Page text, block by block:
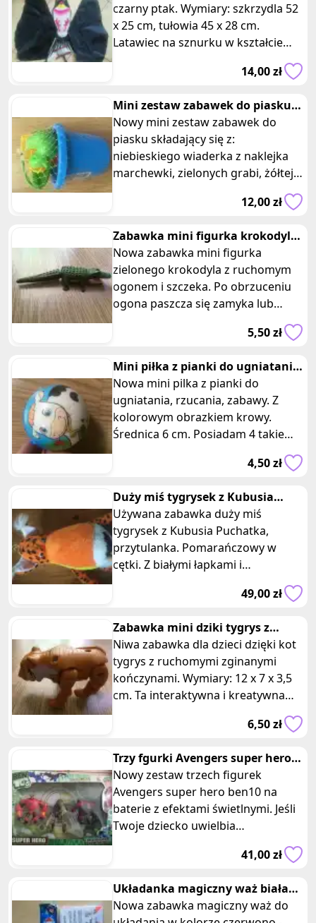
czarny ptak. Wymiary: szkrzydla 52
x 25 cm, tułowia 45 x 28 cm.
Latawiec na sznurku w kształcie
ptaka zapewni Ci niezapomniane
14,00 zł
Mini zestaw zabawek do piasku
niebieski
Nowy mini zestaw zabawek do
piasku składający się z:
niebieskiego wiaderka z naklejka
marchewki, zielonych grabi, żółtej
łopatki i trzech foremek w różnych
12,00 zł
Zabawka mini figurka krokodyla
z ruchomym ogonem i szczeka
Nowa zabawka mini figurka
zielonego krokodyla z ruchomym
ogonem i szczeka. Po obrzuceniu
ogona paszcza się zamyka lub
otwiera. Tak samo przy zmaknieciu
5,50 zł
Mini piłka z pianki do ugniatania
rzucania zabawy krowa
Nowa mini pilka z pianki do
ugniatania, rzucania, zabawy. Z
kolorowym obrazkiem krowy.
Średnica 6 cm. Posiadam 4 takie
same sztuki, oferta dotyczy jednej z
4,50 zł
Duży miś tygrysek z Kubusia
Puchatka pomarańczowy w cętki
Używana zabawka duży miś
tygrysek z Kubusia Puchatka,
przytulanka. Pomarańczowy w
cętki. Z białymi łapkami i
49,00 zł
Zabawka mini dziki tygrys z
ruchomymi łapami
Niwa zabawka dla dzieci dzięki kot
tygrys z ruchomymi zginanymi
kończynami. Wymiary: 12 x 7 x 3,5
cm. Ta interaktywna i kreatywna
zabawka zapewni maluchom wiele
6,50 zł
Trzy fgurki Avengers super hero
ben10 baterie efekt świetlny
Nowy zestaw trzech figurek
Avengers super hero ben10 na
baterie z efektami świetlnymi. Jeśli
Twoje dziecko uwielbia
superbohaterów i chce mieć swoje
41,00 zł
Układanka magiczny waż biała
czerwona
Nowa zabawka magiczny waż do